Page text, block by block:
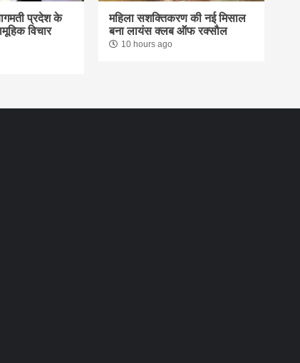
प्रदेश के
विचार
महिला सशक्तिकरण की नई मिसाल
बना लायंस क्लब ऑफ रक्सौल
10 hours ago